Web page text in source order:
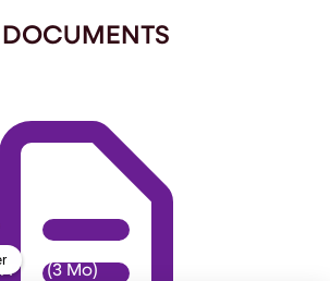
DOCUMENTS
(3 Mo)